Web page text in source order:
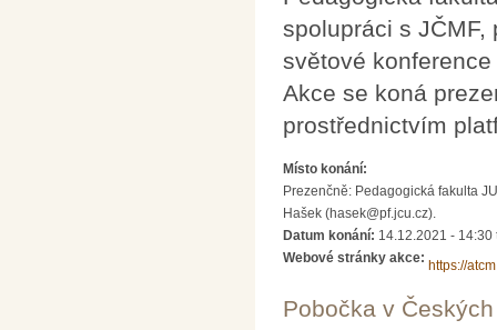
spolupráci s
světové
Akce se koná
prostřednictvím
Místo konání:
Prezenčně: Pedagogická fakulta
Hašek (hasek@pf.jcu.cz).
Datum konání: 14.12.2021 - 14:30
Webové stránky akce:
https://
Pobočka v